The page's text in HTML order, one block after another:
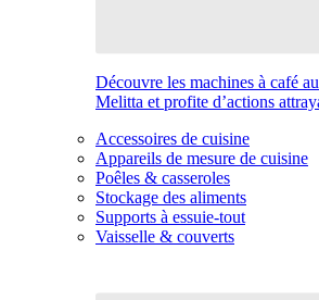
Découvre les machines à café
Melitta et profite d’actions
Accessoires de cuisine
Appareils de mesure de cuisine
Poêles & casseroles
Stockage des aliments
Supports à essuie-tout
Vaisselle & couverts